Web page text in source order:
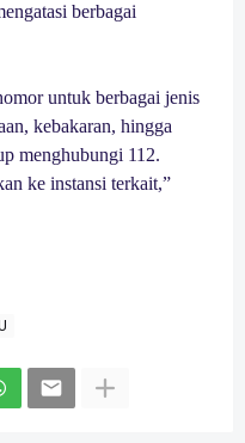
berbagai
untuk berbagai jenis
kebakaran, hingga
menghubungi 112.
ke instansi terkait,”